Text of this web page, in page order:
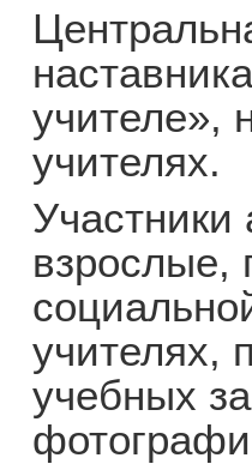
учителе»,
учителях.
взрослые,
учителях,
учебных